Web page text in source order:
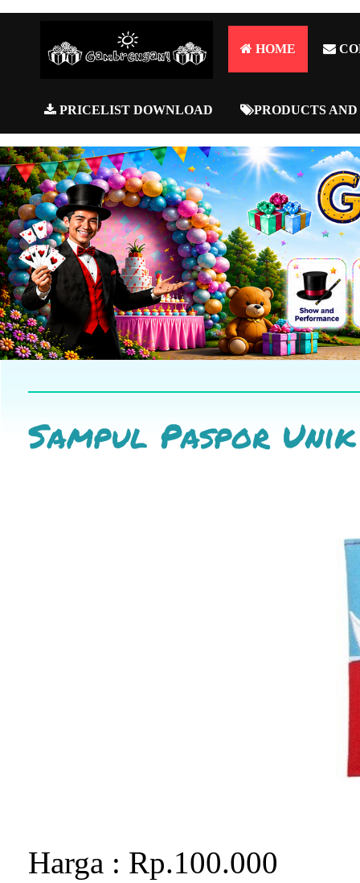
HOME
PRICELIST DOWNLOAD PRODUCTS
Sampul Paspor
Harga : Rp.100.000